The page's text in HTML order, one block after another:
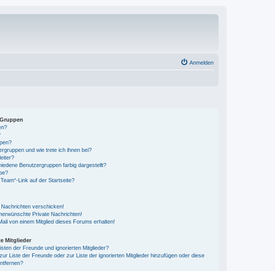
Anmelden
und wie trete ich ihnen bei?
Benutzergruppen farbig dargestellt?
Link auf der Startseite?
verschicken!
Private Nachrichten!
von einem Mitglied dieses Forums erhalten!
Mitglieder
der Freunde und ignorierten Mitglieder?
Liste der Freunde oder zur Liste der ignorierten Mitglieder hinzufügen oder diese